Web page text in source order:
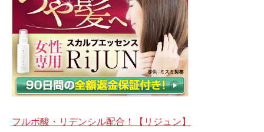
フルボ酸・リデンシル配合！【リジュン】